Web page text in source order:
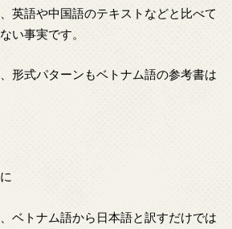
英語や中国語のテキストなどと比べて
い事実です。
形式パターンもベトナム語の参考書は
ベトナム語から日本語と訳すだけでは